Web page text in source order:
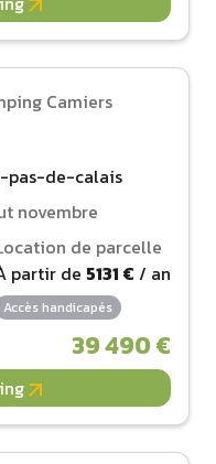
pas-de-calais
novembre
de parcelle
partir de 5131 € / an
Accès handicapés
39 490 €